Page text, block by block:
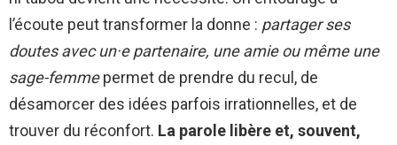
l’écoute peut transformer la donne : partager ses
doutes avec un·e partenaire, une amie ou même une
sage-femmepermet de prendre du recul, de
désamorcer des idées parfois irrationnelles, et de
trouver du réconfort. La parole libère et, souvent,